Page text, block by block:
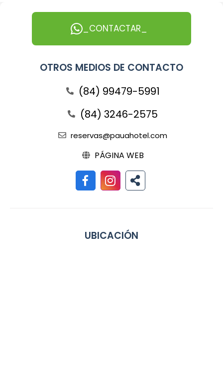
_CONTACTAR_
OTROS MEDIOS DE CONTACTO
(84) 99479-5991
(84) 3246-2575
reservas@pauahotel.com
PÁGINA WEB
UBICACIÓN